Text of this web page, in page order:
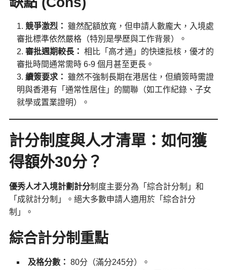
競爭激烈：
雖然配額放寬，但申請人數龐大，入境處
審批標準依然嚴格（特別是學歷與工作背景）。
審批週期較長： 相比「高才通」的快速批核，優才的
審批時間通常需時 6-9 個月甚至更長。
續簽要求：
雖然不強制長期在港居住，但續簽時需證
明與香港有「通常性居住」的關聯（如工作紀錄、子女
就學或置業證明）。
計分制度與人才清單：如何獲
得額外30分？
優秀人才入境計劃計分制度主要分為「綜合計分制」和
「成就計分制」。絕大多數申請人適用於「綜合計分
制」。
綜合計分制重點
及格分數： 80分（滿分245分）。